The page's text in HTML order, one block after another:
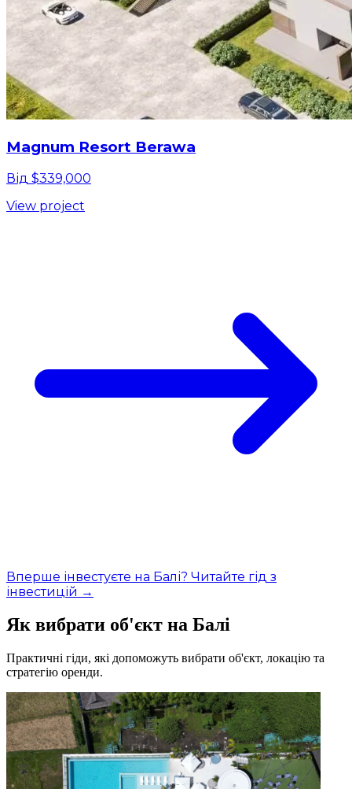
Magnum Resort Berawa
Від $339,000
View project
Вперше інвестуєте на Балі? Читайте гід з
інвестицій →
Як вибрати об'єкт на Балі
Практичні гіди, які допоможуть вибрати об'єкт, локацію та
стратегію оренди.